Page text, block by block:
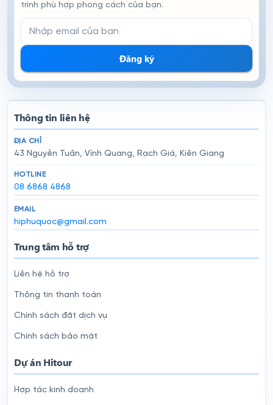
trình phù hợp phong cách của bạn.
Email đăng ký nhận tin
Đăng ký
Thông tin liên hệ
ĐỊA CHỈ
43 Nguyễn Tuân, Vĩnh Quang, Rạch Giá, Kiên Giang
HOTLINE
08 6868 4868
EMAIL
hiphuquoc@gmail.com
Trung tâm hỗ trợ
Liên hệ hỗ trợ
Thông tin thanh toán
Chính sách đặt dịch vụ
Chính sách bảo mật
Dự án Hitour
Hợp tác kinh doanh